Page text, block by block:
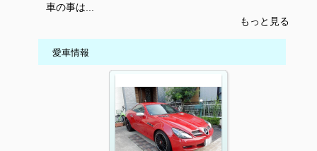
車の事は...
もっと見る
愛車情報